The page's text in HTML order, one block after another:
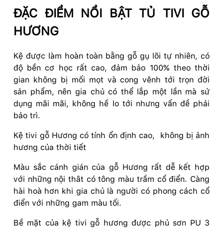
ĐẶC ĐIỂM NỔI BẬT TỦ TIVI GỖ
HƯƠNG
Kệ được làm hoàn toàn bằng gỗ gụ lõi tự nhiên, có
độ bền cơ học rất cao, đảm bảo 100% theo thời
gian không bị mối mọt và cong vênh tới trọn đời
sản phẩm, nên gia chủ có thể lắp một lần mà sử
dụng mãi mãi, không hề lo tới nhưng vấn đề phải
bảo trì.
Kệ tivi gỗ Hương có tính ổn định cao, không bị ảnh
hương của thời tiết
Màu sắc cánh gián của gỗ Hương rất dễ kết hợp
với những nội thât có tông màu trầm cổ điển. Càng
hài hoà hơn khi gia chủ là người có phong cách cổ
điển với những gam màu tối.
Bề mặt của kệ tivi gỗ hương được phủ sơn PU 3